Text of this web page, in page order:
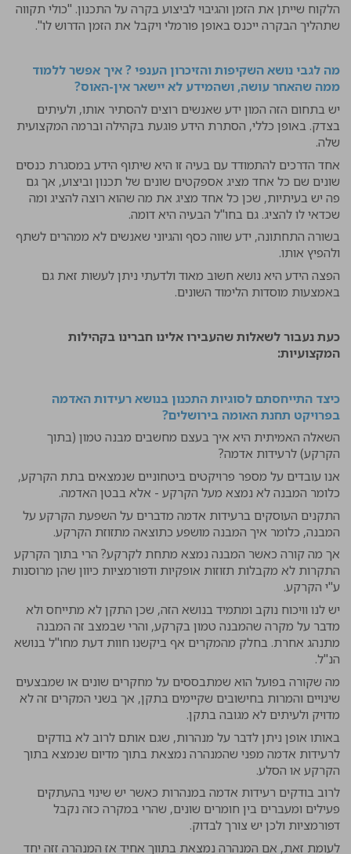
הלקוח שייתן את הזמן והגיבוי לביצוע בקרה על התכנון. "כולי תקווה
שתהליך הבקרה ייכנס באופן פורמלי ויקבל את הזמן הדרוש לו".
מה לגבי נושא השקיפות והזיכרון הענפי ? איך אפשר ללמוד
ממה שהאחר עושה, ושהמידע לא יישאר אין-האוס?
יש בתחום הזה המון ידע שאנשים רוצים להסתיר אותו, ולעיתים
בצדק. באופן כללי, הסתרת הידע פוגעת בקהילה וברמה המקצועית
שלה.
אחד הדרכים להתמודד עם בעיה זו היא שיתוף הידע במסגרת כנסים
שונים שם כל אחד מציג אספקטים שונים של תכנון וביצוע, אך גם
פה יש בעיתיות, שכן כל אחד מציג את מה שהוא רוצה להציג ומה
שכדאי לו להציג. גם בחו"ל הבעיה היא דומה.
בשורה התחתונה, ידע שווה כסף והגיוני שאנשים לא ממהרים לשתף
ולהפיץ אותו.
הפצה הידע היא נושא חשוב מאוד ולדעתי ניתן לעשות זאת גם
באמצעות מוסדות הלימוד השונים.
כעת נעבור לשאלות שהעבירו אלינו חברינו בקהילות
המקצועיות:
כיצד התייחסתם לסוגיות התכנון בנושא רעידות האדמה
בפרויקט תחנת האומה בירושלים?
השאלה האמיתית היא איך בעצם מחשבים מבנה טמון (בתוך
הקרקע) לרעידות אדמה?
אנו עובדים על מספר פרויקטים ביטחוניים שנמצאים בתת הקרקע,
כלומר המבנה לא נמצא מעל הקרקע - אלא בבטן האדמה.
התקנים העוסקים ברעידות אדמה מדברים על השפעת הקרקע על
המבנה, כלומר איך המבנה מושפע כתוצאה מתזוזת הקרקע.
אך מה קורה כאשר המבנה נמצא מתחת לקרקע? הרי בתוך הקרקע
התקרות לא מקבלות תזוזות אופקיות ודפורמציות כיוון שהן מרוסנות
ע"י הקרקע.
יש לנו וויכוח נוקב ומתמיד בנושא הזה, שכן התקן לא מתייחס ולא
מדבר על מקרה שהמבנה טמון בקרקע, והרי שבמצב זה המבנה
מתנהג אחרת. בחלק מהמקרים אף ביקשנו חוות דעת מחו"ל בנושא
הנ"ל.
מה שקורה בפועל הוא שמתבססים על מחקרים שונים או שמבצעים
שינויים והמרות בחישובים שקיימים בתקן, אך בשני המקרים זה לא
מדויק ולעיתים לא מגובה בתקן.
באותו אופן ניתן לדבר על מנהרות, שגם אותם לרוב לא בודקים
לרעידות אדמה מפני שהמנהרה נמצאת בתוך מדיום שנמצא בתוך
הקרקע או הסלע.
לרוב בודקים רעידות אדמה במנהרות כאשר יש שינוי בהעתקים
פעילים ומעברים בין חומרים שונים, שהרי במקרה כזה נקבל
דפורמציות ולכן יש צורך לבדוק.
לעומת זאת, אם המנהרה נמצאת בתווך אחיד אז המנהרה זזה יחד